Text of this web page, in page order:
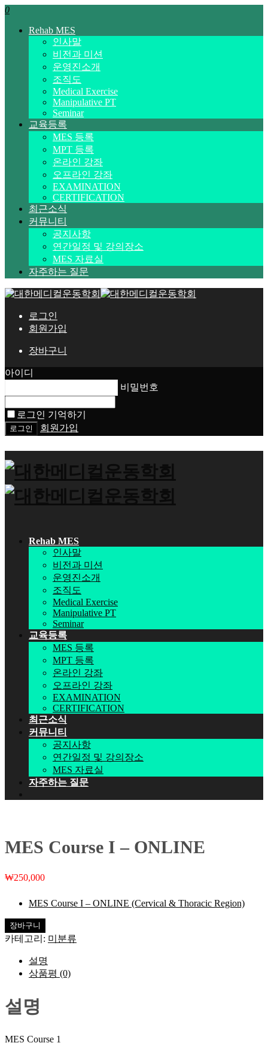
0
Rehab MES
인사말
비전과 미션
운영진소개
조직도
Medical Exercise
Manipulative PT
Seminar
교육등록
MES 등록
MPT 등록
온라인 강좌
오프라인 강좌
EXAMINATION
CERTIFICATION
최근소식
커뮤니티
공지사항
연간일정 및 강의장소
MES 자료실
자주하는 질문
로그인
회원가입
장바구니
아이디
비밀번호
로그인 기억하기
회원가입
Rehab MES
인사말
비전과 미션
운영진소개
조직도
Medical Exercise
Manipulative PT
Seminar
교육등록
MES 등록
MPT 등록
온라인 강좌
오프라인 강좌
EXAMINATION
CERTIFICATION
최근소식
커뮤니티
공지사항
연간일정 및 강의장소
MES 자료실
자주하는 질문
MES Course I – ONLINE
₩250,000
MES Course I – ONLINE (Cervical & Thoracic Region)
MES
Course
I
ONLINE
장바구니
카테고리: 미분류
설명
상품평 (0)
설명
MES Course 1